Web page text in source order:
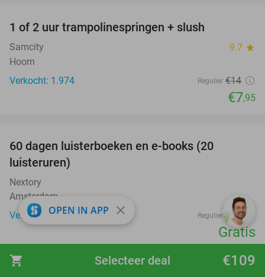
shopping_cart €109
Selecteer deal
1 of 2 uur trampolinespringen + slush
Samcity 9.7 star
Hoorn
Verkocht: 1.974
Regulier €14
€7,95
60 dagen luisterboeken en e-books (20
luisteruren)
Nextory
Amsterdam
Verkocht: 6.374
Regulier €24
Gratis
OPEN IN APP close